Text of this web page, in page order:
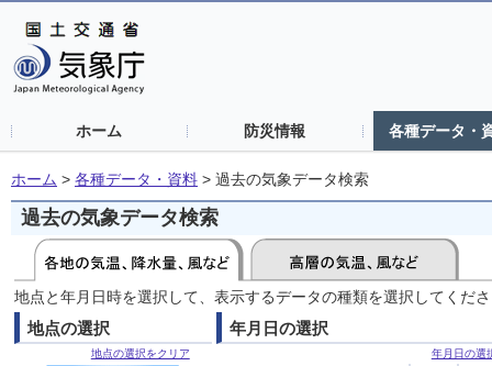
ホーム 防災情報 各種データ・
ホーム > 各種データ・資料 > 過去の気象データ検索
過去の気象データ検索
地点と年月日時を選択して、表示するデータの種類を選択してくだ
地点の選択
地点の選択をクリア
年月日の選択
年月日の選